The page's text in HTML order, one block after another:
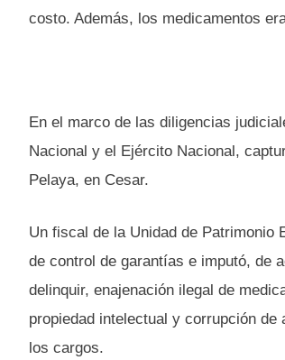
costo. Además, los medicamentos
En el marco de las diligencias
Nacional y el Ejército Nacional,
Pelaya, en Cesar.
Un fiscal de la Unidad de Patrimonio
de control de garantías e imputó, de
delinquir, enajenación ilegal de
propiedad intelectual y corrupción
los cargos.